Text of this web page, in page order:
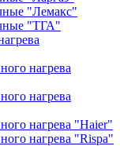
"Лемакс"
"ТГА"
нагрева
нагрева
нагрева "Haier"
нагрева "Rispa"